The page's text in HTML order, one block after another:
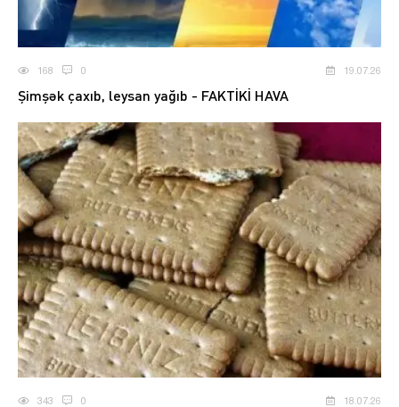
168 0 19.07.26
Şimşək çaxıb, leysan yağıb - FAKTİKİ HAVA
343 0 18.07.26